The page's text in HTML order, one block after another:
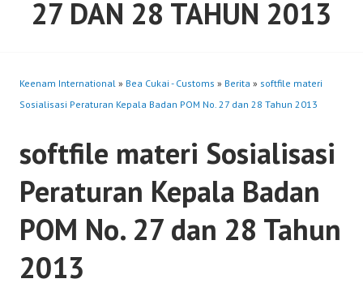
27 DAN 28 TAHUN 2013
Keenam International » Bea Cukai - Customs » Berita » softfile materi
Sosialisasi Peraturan Kepala Badan POM No. 27 dan 28 Tahun 2013
softfile materi Sosialisasi
Peraturan Kepala Badan
POM No. 27 dan 28 Tahun
2013